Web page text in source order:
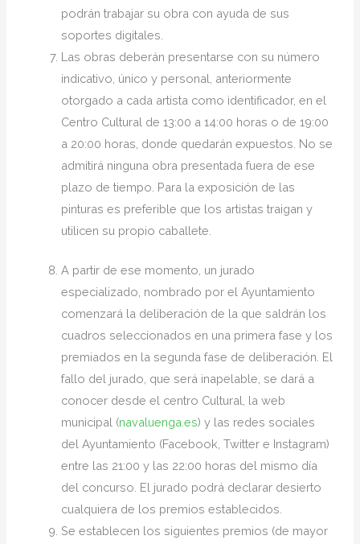
podrán trabajar su obra con ayuda de sus
soportes digitales.
Las obras deberán presentarse con su número
indicativo, único y personal, anteriormente
otorgado a cada artista como identificador, en el
Centro Cultural de 13:00 a 14:00 horas o de 19:00
a 20:00 horas, donde quedarán expuestos. No se
admitirá ninguna obra presentada fuera de ese
plazo de tiempo. Para la exposición de las
pinturas es preferible que los artistas traigan y
utilicen su propio caballete.
A partir de ese momento, un jurado
especializado, nombrado por el Ayuntamiento
comenzará la deliberación de la que saldrán los
cuadros seleccionados en una primera fase y los
premiados en la segunda fase de deliberación. El
fallo del jurado, que será inapelable, se dará a
conocer desde el centro Cultural, la web
municipal (navaluenga.es) y las redes sociales
del Ayuntamiento (Facebook, Twitter e Instagram)
entre las 21:00 y las 22:00 horas del mismo día
del concurso. El jurado podrá declarar desierto
cualquiera de los premios establecidos.
Se establecen los siguientes premios (de mayor